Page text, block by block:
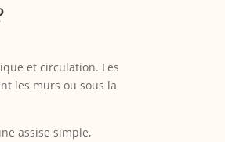
et circulation. Les
les murs ou sous la
assise simple,